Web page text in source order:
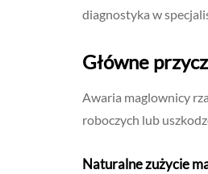
diagnostyka w
Główne
Awaria maglownicy
roboczych lub
Naturalne zużycie